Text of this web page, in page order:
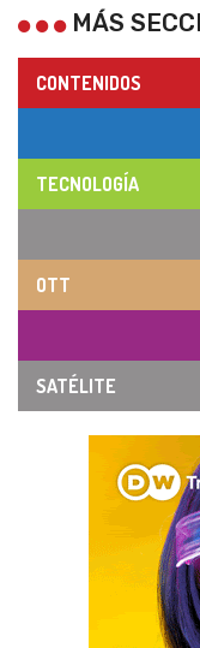
MÁS
CONTENIDOS
TECNOLOGÍA
OTT
SATÉLITE